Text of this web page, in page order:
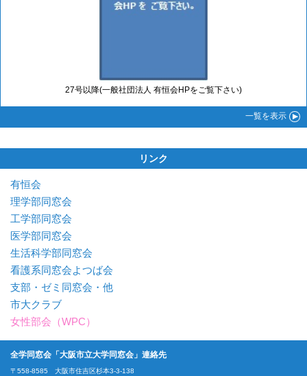
27号以降(一般社団法人 有恒会HPをご覧下さい)
一覧を表示
リンク
有恒会
理学部同窓会
工学部同窓会
医学部同窓会
生活科学部同窓会
看護系同窓会よつば会
支部・ゼミ同窓会・他
市大クラブ
女性部会（WPC）
全学同窓会「大阪市立大学同窓会」連絡先
〒558-8585 大阪市住吉区杉本3-3-138